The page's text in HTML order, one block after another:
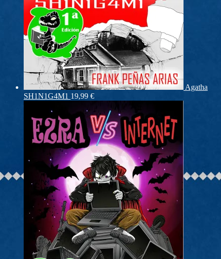
Agatha
SH1N1G4M1 19,99 €